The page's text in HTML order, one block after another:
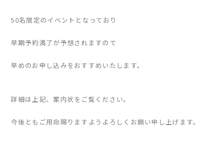
50名限定のイベントとなっており
早期予約満了が予想されますので
早めのお申し込みをおすすめいたします。
詳細は上記、案内状をご覧ください。
今後ともご用命賜りますようよろしくお願い申し上げます。